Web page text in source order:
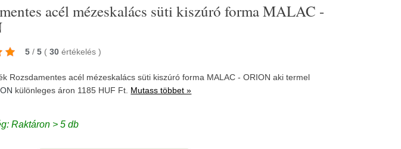
acél mézeskalács süti kiszúró forma MALAC -
5 / 5 ( 30 értékelés)
Rozsdamentes acél mézeskalács süti kiszúró forma MALAC - ORION aki termel
különleges áron 1185 HUF Ft. Mutass többet »
Raktáron > 5 db